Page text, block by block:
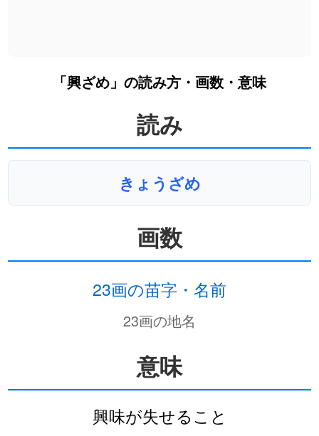
「興ざめ」の読み方・画数・意味
読み
きょうざめ
画数
23画の苗字・名前
23画の地名
意味
興味が失せること